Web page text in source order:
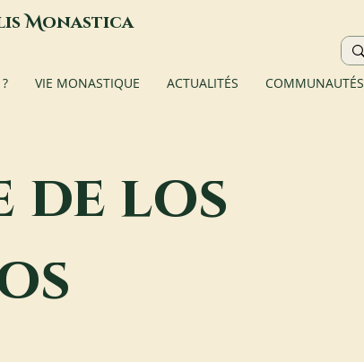
Monastica
VIE MONASTIQUE ACTUALITÉS COMMUNAUTÉS
de los